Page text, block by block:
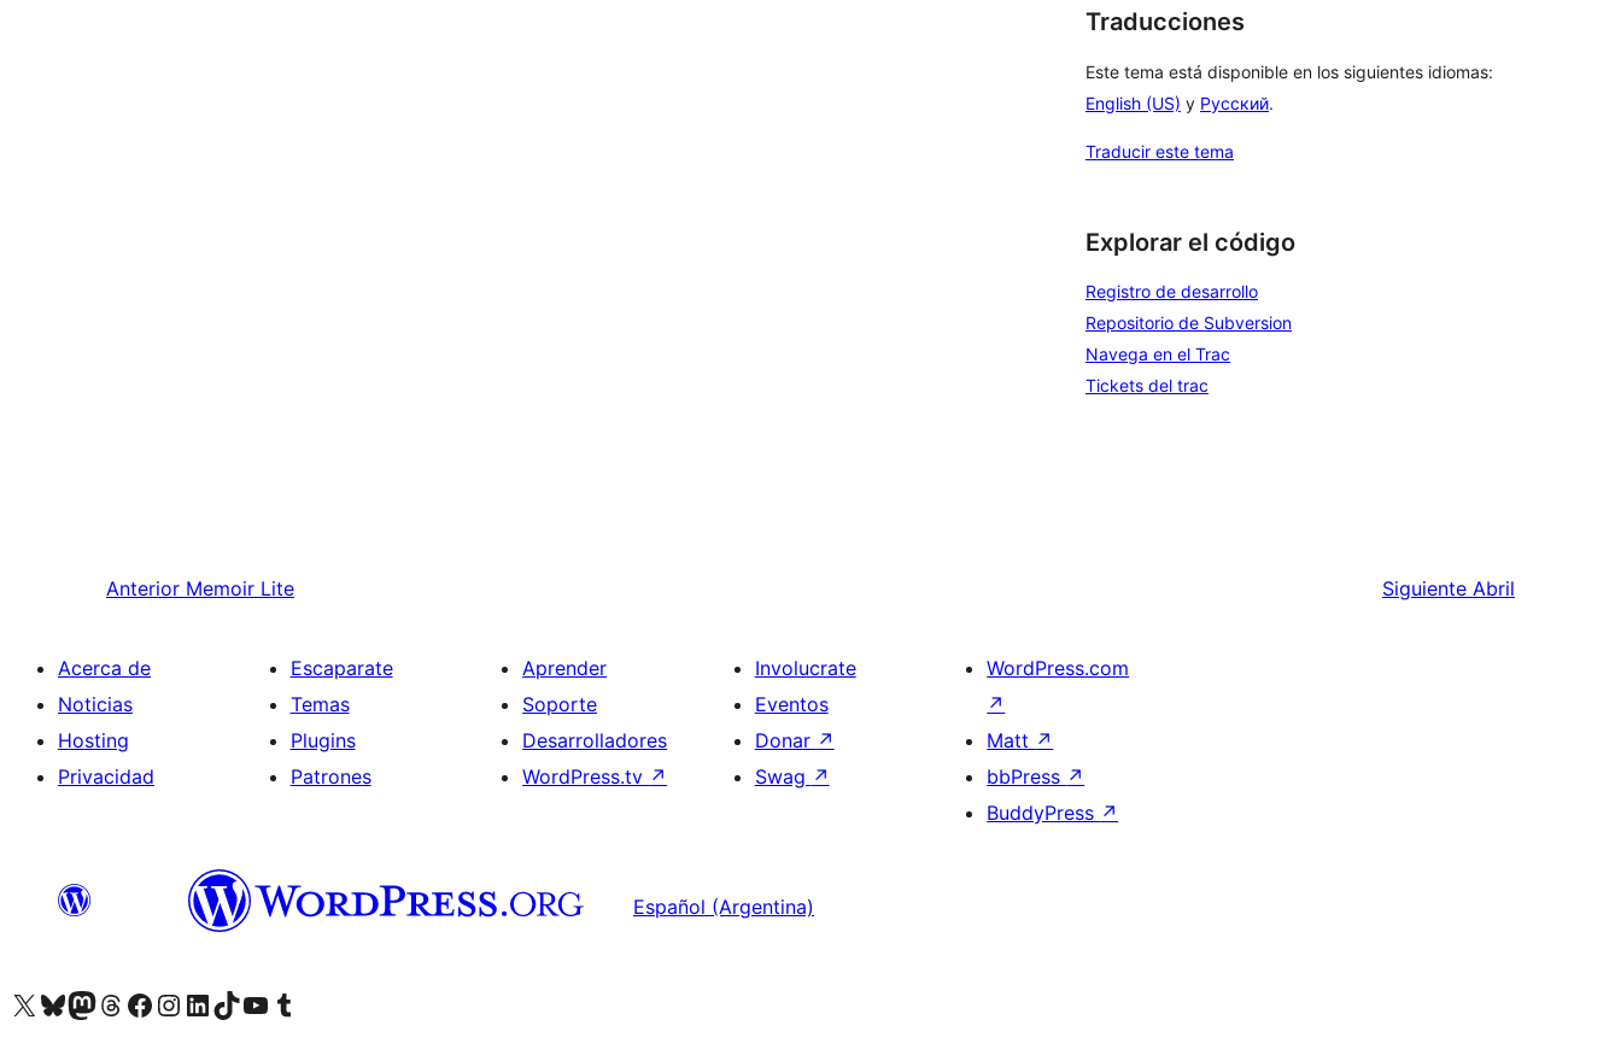
Traducciones
Este tema está disponible en los siguientes idiomas:
English (US) y Русский.
Traducir este tema
Explorar el código
Registro de desarrollo
Repositorio de Subversion
Navega en el Trac
Tickets del trac
Anterior Memoir Lite Siguiente Abril
Acerca de
Noticias
Hosting
Privacidad
Escaparate
Temas
Plugins
Patrones
Aprender
Soporte
Desarrolladores
WordPress.tv ↗
Involucrate
Eventos
Donar ↗
Swag ↗
WordPress.com
↗
Matt ↗
bbPress ↗
BuddyPress ↗
Español (Argentina)
Visitá nuestra cuenta de X (anteriormente Twitter)
Visitá nuestra cuenta de Bluesky
Visitá nuestra cuenta de Mastodon
Visitá nuestra cuenta de Threads
Visitá nuestra página de Facebook
Visitá nuestra cuenta de Instagram
Visitá nuestra cuenta de LinkedIn
Visitá nuestra cuenta de TikTok
Visitá nuestro canal de YouTube
Visitá nuestra cuenta de Tumblr